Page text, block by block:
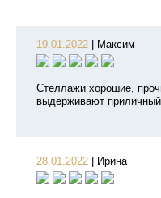
19.01.2022 Максим
Стеллажи хорошие,
выдерживают
28.01.2022 Ирина